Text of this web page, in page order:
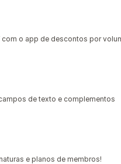
com o app de descontos por
de texto e complementos
e planos de membros!